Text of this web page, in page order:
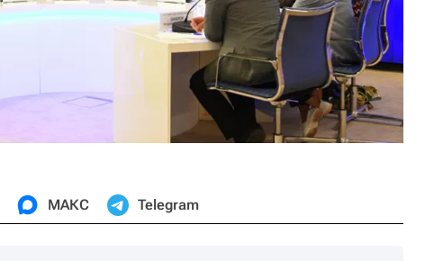
МАКС Telegram